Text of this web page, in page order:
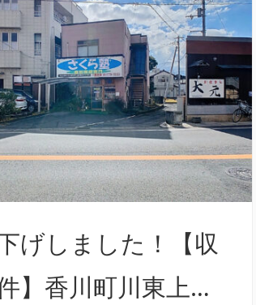
げしました！【収
】香川町川東上